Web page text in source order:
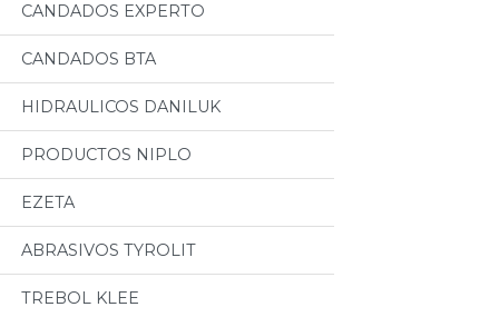
CANDADOS EXPERTO
CANDADOS BTA
HIDRAULICOS DANILUK
PRODUCTOS NIPLO
EZETA
ABRASIVOS TYROLIT
TREBOL KLEE